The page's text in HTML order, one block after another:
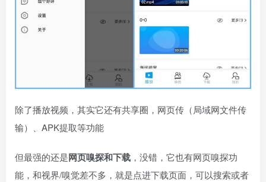
除了播放视频，其实它还有共享圈，网页传（局域网文件传
输）、APK提取等功能
但最强的还是网页嗅探和下载 ，没错，它也有网页嗅探功
能，和视界/嗅觉差不多，就是点进下载页面，可以搜索或者